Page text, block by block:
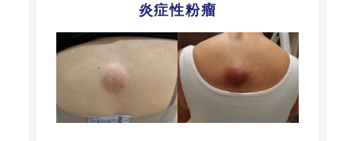
炎症性粉瘤